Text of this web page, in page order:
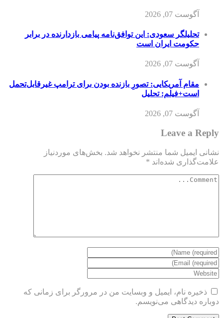
آگوست 07, 2026
تحلیلگر سعودی: این توافق‌نامه پیامی بازدارنده در برابر
حکومت ایران است
آگوست 07, 2026
مقام آمریکایی: تصورِ بازنده بودن برای ترامپ غیرقابل‌تحمل
است+فیلم: تحلیل
آگوست 07, 2026
Leave a Reply
نشانی ایمیل شما منتشر نخواهد شد. بخش‌های موردنیاز
علامت‌گذاری شده‌اند *
ذخیره نام، ایمیل و وبسایت من در مرورگر برای زمانی که
دوباره دیدگاهی می‌نویسم.